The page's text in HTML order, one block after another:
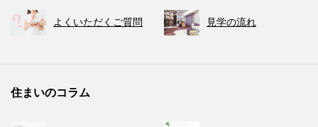
よくいただくご質問 見学の流れ
住まいのコラム